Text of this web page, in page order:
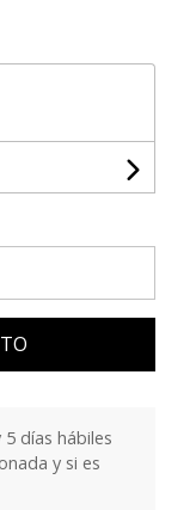
días hábiles
y si es